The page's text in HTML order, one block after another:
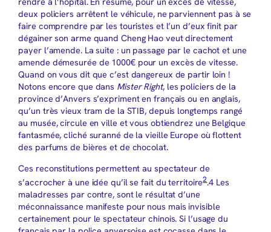
deux policiers arrêtent le véhicule, ne parviennent pas à se
faire comprendre par les touristes et l’un d’eux finit par
dégainer son arme quand Cheng Hao veut directement
payer l’amende. La suite : un passage par le cachot et une
amende démesurée de 1000€ pour un excès de vitesse.
Quand on vous dit que c’est dangereux de partir loin !
Notons encore que dans Mister Right, les policiers de la
province d’Anvers s’expriment en français ou en anglais,
qu’un très vieux tram de la STIB, depuis longtemps rangé
au musée, circule en ville et vous obtiendrez une Belgique
fantasmée, cliché suranné de la vieille Europe où flottent
des parfums de bières et de chocolat.
Ces reconstitutions permettent au spectateur de
s’accrocher à une idée qu’il se fait du territoire2.4 Les
maladresses par contre, sont le résultat d’une
méconnaissance manifeste pour nous mais invisible
certainement pour le spectateur chinois. Si l’usage du